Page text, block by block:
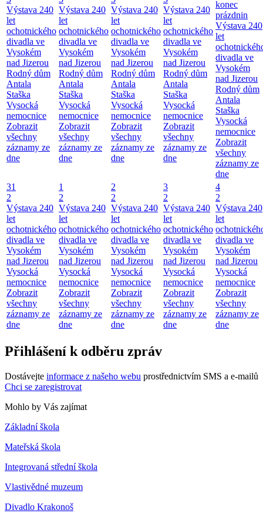
Výstava 240
let
ochotnického
divadla ve
Vysokém
nad Jizerou
Rodný dům
Antala
Staška
Vysocká
nemocnice
Zobrazit
všechny
záznamy ze
dne
Výstava 240
let
ochotnického
divadla ve
Vysokém
nad Jizerou
Rodný dům
Antala
Staška
Vysocká
nemocnice
Zobrazit
všechny
záznamy ze
dne
Výstava 240
let
ochotnického
divadla ve
Vysokém
nad Jizerou
Rodný dům
Antala
Staška
Vysocká
nemocnice
Zobrazit
všechny
záznamy ze
dne
Výstava 240
let
ochotnického
divadla ve
Vysokém
nad Jizerou
Rodný dům
Antala
Staška
Vysocká
nemocnice
Zobrazit
všechny
záznamy ze
dne
konec
prázdnin
Výstava 240
let
divadla ve
Vysokém
nad Jizerou
Rodný dům
Antala
Staška
Vysocká
nemocnice
Zobrazit
všechny
záznamy ze
dne
31
2
Výstava 240
let
ochotnického
divadla ve
Vysokém
nad Jizerou
Vysocká
nemocnice
Zobrazit
všechny
záznamy ze
dne
1
2
Výstava 240
let
ochotnického
divadla ve
Vysokém
nad Jizerou
Vysocká
nemocnice
Zobrazit
všechny
záznamy ze
dne
2
2
Výstava 240
let
ochotnického
divadla ve
Vysokém
nad Jizerou
Vysocká
nemocnice
Zobrazit
všechny
záznamy ze
dne
3
2
Výstava 240
let
ochotnického
divadla ve
Vysokém
nad Jizerou
Vysocká
nemocnice
Zobrazit
všechny
záznamy ze
dne
4
2
Výstava 240
let
divadla ve
Vysokém
nad Jizerou
Vysocká
nemocnice
Zobrazit
všechny
záznamy ze
dne
Přihlášení k odběru zpráv
Dostávejte informace z našeho webu prostřednictvím SMS a e-mailů
Chci se zaregistrovat
Mohlo by Vás zajímat
Základní škola
Mateřská škola
Integrovaná střední škola
Vlastivědné muzeum
Divadlo Krakonoš